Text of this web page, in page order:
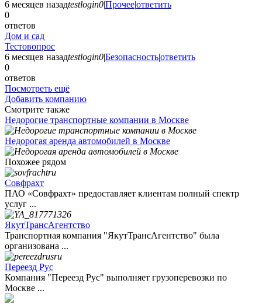
6 месяцев назадtestlogin0|Прочее|ответить
0
ответов
Дом и сад
Тестовопрос
6 месяцев назадtestlogin0|Безопасность|ответить
0
ответов
Посмотреть ещё
Добавить компанию
Смотрите также
Недорогие транспортные компании в Москве
Недорогая аренда автомобилей в Москве
Похожее рядом
Совфрахт
ПАО «Совфрахт» предоставляет клиентам полный спектр
услуг ...
ЯкутТрансАгентство
Транспортная компания "ЯкутТрансАгентство" была
организована ...
Переезд Рус
Компания "Переезд Рус" выполняет грузоперевозки по
Москве ...